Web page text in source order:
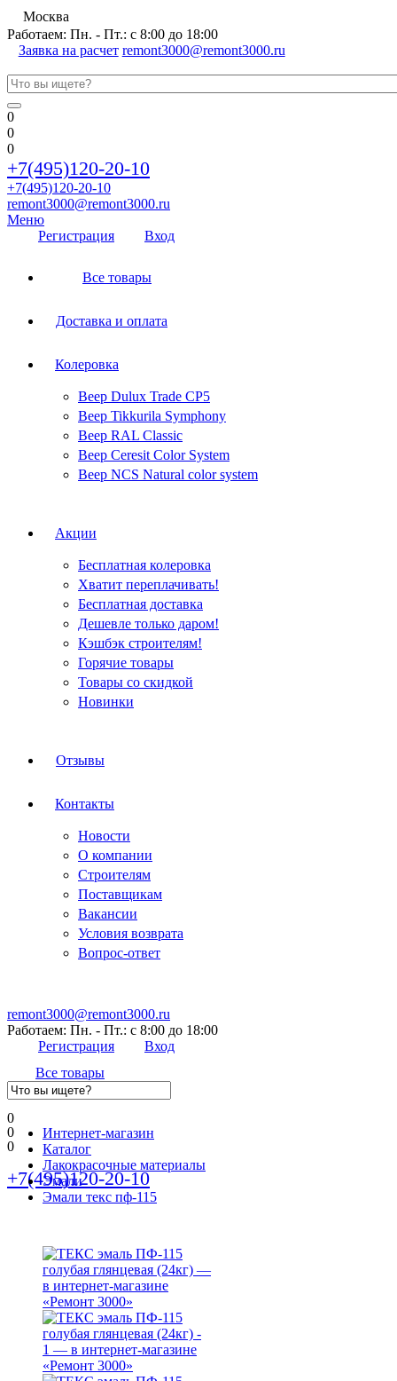
Москва
Работаем: Пн. - Пт.: с 8:00 до 18:00
Заявка на расчет remont3000@remont3000.ru
0
0
0
+7(495)120-20-10
+7(495)120-20-10
remont3000@remont3000.ru
Меню
Регистрация
Вход
Все товары
Доставка и оплата
Колеровка
Веер Dulux Trade CP5
Веер Tikkurila Symphony
Веер RAL Classic
Веер Ceresit Color System
Веер NCS Natural color system
Акции
Бесплатная колеровка
Хватит переплачивать!
Бесплатная доставка
Дешевле только даром!
Кэшбэк строителям!
Горячие товары
Товары со скидкой
Новинки
Отзывы
Контакты
Новости
О компании
Строителям
Поставщикам
Вакансии
Условия возврата
Вопрос-ответ
remont3000@remont3000.ru
Работаем: Пн. - Пт.: с 8:00 до 18:00
Регистрация
Вход
Все товары
0
0
0
+7(495)120-20-10
Интернет-магазин
Каталог
Лакокрасочные материалы
Эмали
Эмали текс пф-115